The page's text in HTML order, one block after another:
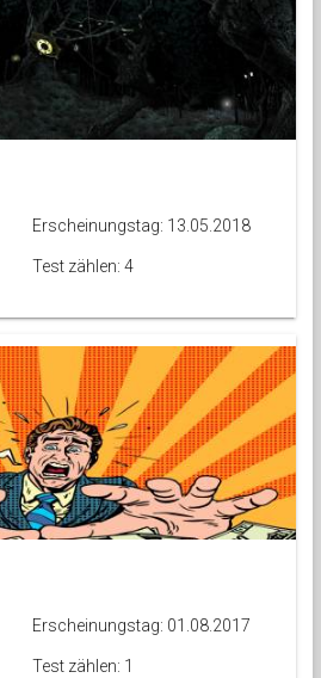
Erscheinungstag: 13.05.2018
Test zählen: 4
Erscheinungstag: 01.08.2017
Test zählen: 1